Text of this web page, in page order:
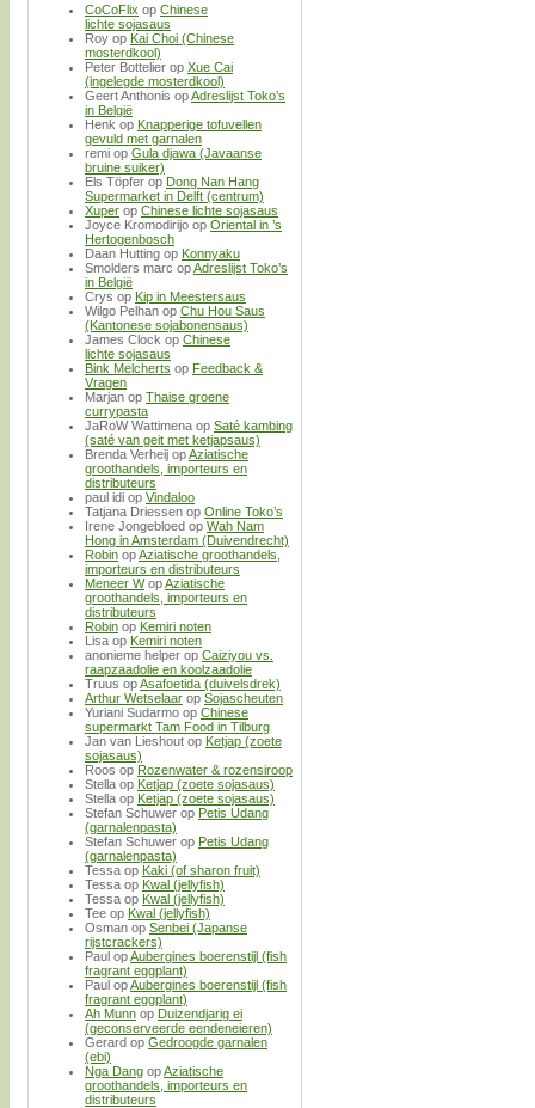
CoCoFlix op Chinese
lichte sojasaus
Roy op Kai Choi (Chinese
mosterdkool)
Peter Bottelier op Xue Cai
(ingelegde mosterdkool)
Geert Anthonis opAdreslijst Toko’s
in België
Henk op Knapperige tofuvellen
gevuld met garnalen
remi op Gula djawa (Javaanse
bruine suiker)
Els Töpfer op Dong Nan Hang
Supermarket in Delft (centrum)
Xuper op Chinese lichte sojasaus
Joyce Kromodirijo op Oriental in ’s
Hertogenbosch
Daan Hutting op Konnyaku
Smolders marc opAdreslijst Toko’s
in België
Crys op Kip in Meestersaus
Wilgo Pelhan op Chu Hou Saus
(Kantonese sojabonensaus)
James Clock op Chinese
lichte sojasaus
Bink Melcherts op Feedback &
Vragen
Marjan op Thaise groene
currypasta
JaRoW Wattimena op Saté kambing
(saté van geit met ketjapsaus)
Brenda Verheij opAziatische
groothandels, importeurs en
distributeurs
paul idi op Vindaloo
Tatjana Driessen op Online Toko’s
Irene Jongebloed op Wah Nam
Hong in Amsterdam (Duivendrecht)
Robin opAziatische groothandels,
importeurs en distributeurs
Meneer WopAziatische
groothandels, importeurs en
distributeurs
Robin op Kemiri noten
Lisa op Kemiri noten
anonieme helper op Caiziyou vs.
raapzaadolie en koolzaadolie
Truus opAsafoetida (duivelsdrek)
Arthur Wetselaar op Sojascheuten
Yuriani Sudarmo op Chinese
supermarkt Tam Food in Tilburg
Jan van Lieshout op Ketjap (zoete
sojasaus)
Roos op Rozenwater & rozensiroop
Stella op Ketjap (zoete sojasaus)
Stella op Ketjap (zoete sojasaus)
Stefan Schuwer op Petis Udang
(garnalenpasta)
Stefan Schuwer op Petis Udang
(garnalenpasta)
Tessa op Kaki (of sharon fruit)
Tessa op Kwal (jellyfish)
Tessa op Kwal (jellyfish)
Tee op Kwal (jellyfish)
Osman op Senbei (Japanse
rijstcrackers)
Paul opAubergines boerenstijl (fish
fragrant eggplant)
Paul opAubergines boerenstijl (fish
fragrant eggplant)
Ah Munn op Duizendjarig ei
(geconserveerde eendeneieren)
Gerard op Gedroogde garnalen
(ebi)
Nga Dang opAziatische
groothandels, importeurs en
distributeurs